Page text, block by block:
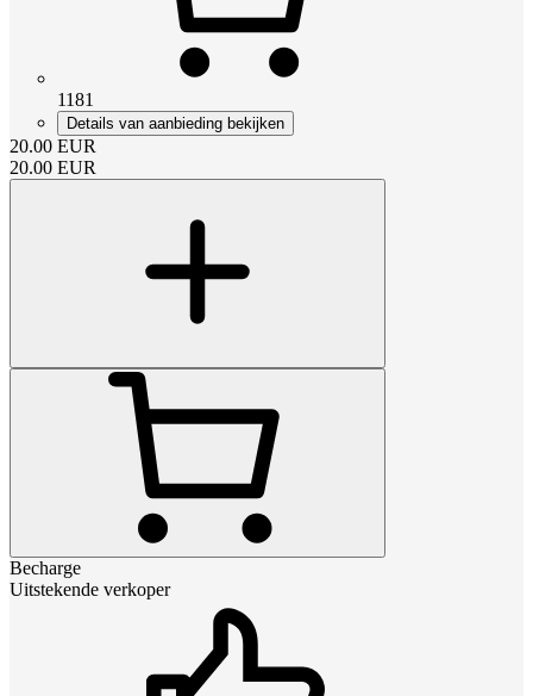
1181
Details van aanbieding bekijken
20.00 EUR
20.00 EUR
Becharge
Uitstekende verkoper